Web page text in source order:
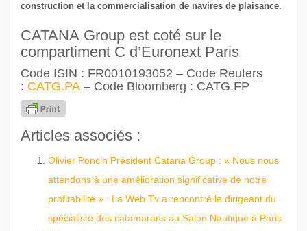
construction et la commercialisation de navires de plaisance.
CATANA Group est coté sur le
compartiment C d’Euronext Paris
Code ISIN : FR0010193052 – Code Reuters
: CATG.PA – Code Bloomberg : CATG.FP
Articles associés :
Olivier Poncin Président Catana Group : « Nous nous
attendons à une amélioration significative de notre
profitabilité » : La Web Tv a rencontré le dirigeant du
spécialiste des catamarans au Salon Nautique à Paris